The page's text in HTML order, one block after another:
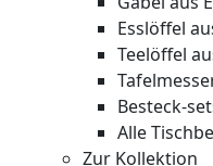
Esslöffel
Teelöffel
Besteck-
Alle
Zur Kollektion